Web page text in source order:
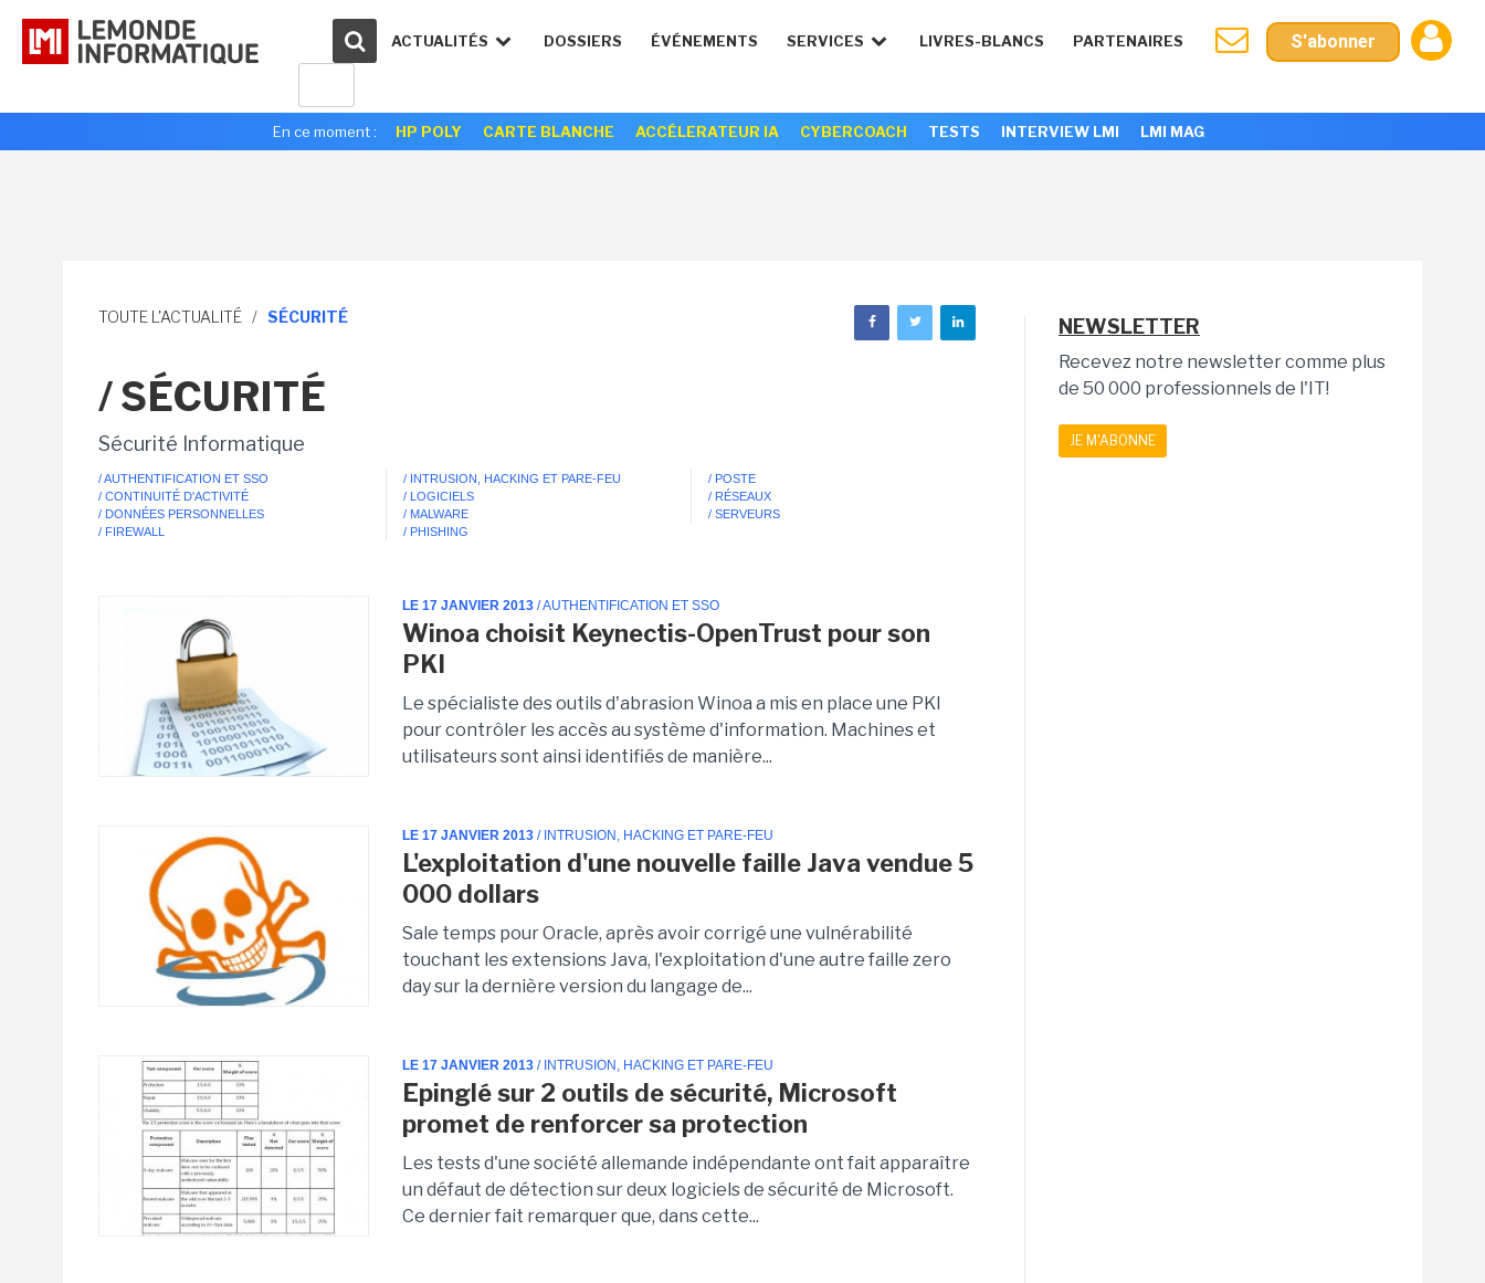
ACTUALITÉS DOSSIERS ÉVÉNEMENTS SERVICES LIVRES-BLANCS PARTENAIRES S'abonner
En ce moment : HP POLY CARTE BLANCHE ACCÉLERATEUR IA CYBERCOACH TESTS INTERVIEW LMI LMI MAG
TOUTE L'ACTUALITÉ / SÉCURITÉ
/ SÉCURITÉ
Sécurité Informatique
/ AUTHENTIFICATION ET SSO
/ CONTINUITÉ D'ACTIVITÉ
/ DONNÉES PERSONNELLES
/ FIREWALL
/ INTRUSION, HACKING ET PARE-FEU
/ LOGICIELS
/ MALWARE
/ PHISHING
/ POSTE
/ RÉSEAUX
/ SERVEURS
LE 17 JANVIER 2013 / AUTHENTIFICATION ET SSO
Winoa choisit Keynectis-OpenTrust pour son
PKI
Le spécialiste des outils d'abrasion Winoa a mis en place une PKI
pour contrôler les accès au système d'information. Machines et
utilisateurs sont ainsi identifiés de manière...
LE 17 JANVIER 2013 / INTRUSION, HACKING ET PARE-FEU
L'exploitation d'une nouvelle faille Java vendue 5
000 dollars
Sale temps pour Oracle, après avoir corrigé une vulnérabilité
touchant les extensions Java, l'exploitation d'une autre faille zero
day sur la dernière version du langage de...
LE 17 JANVIER 2013 / INTRUSION, HACKING ET PARE-FEU
Epinglé sur 2 outils de sécurité, Microsoft
promet de renforcer sa protection
Les tests d'une société allemande indépendante ont fait apparaître
un défaut de détection sur deux logiciels de sécurité de Microsoft.
Ce dernier fait remarquer que, dans cette...
NEWSLETTER
Recevez notre newsletter comme plus
de 50 000 professionnels de l'IT!
JE M'ABONNE